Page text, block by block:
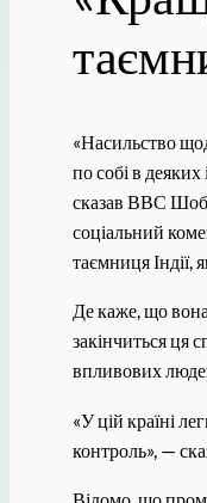
«Насильство
по собі в деяких
сказав ВВС
соціальний
таємниця Індії,
Де каже, що
закінчиться ця
впливових
«У цій країні
контроль», —